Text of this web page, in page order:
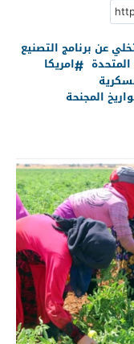
عن برنامج التصنيع
المتحدة
امريكا
المجنحة